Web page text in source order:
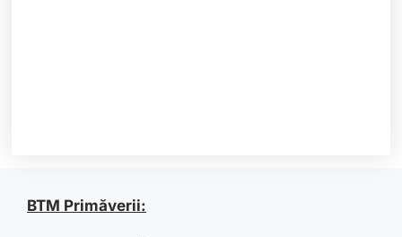
BTM Primăverii: